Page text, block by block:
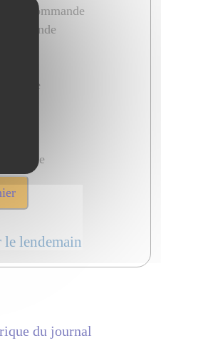
à la commande
le lendemain
du journal